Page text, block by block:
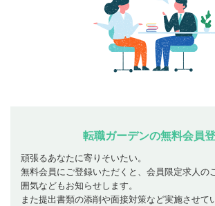
転職ガーデンの無料会員
頑張るあなたに寄りそいたい。
無料会員にご登録いただくと、会員限定求人の
囲気などもお知らせします。
また提出書類の添削や面接対策など実施させて